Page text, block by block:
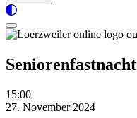
Navigationsmenü
Seniorenfastnacht
Seniorenfastnacht
15:00
27. November 2024